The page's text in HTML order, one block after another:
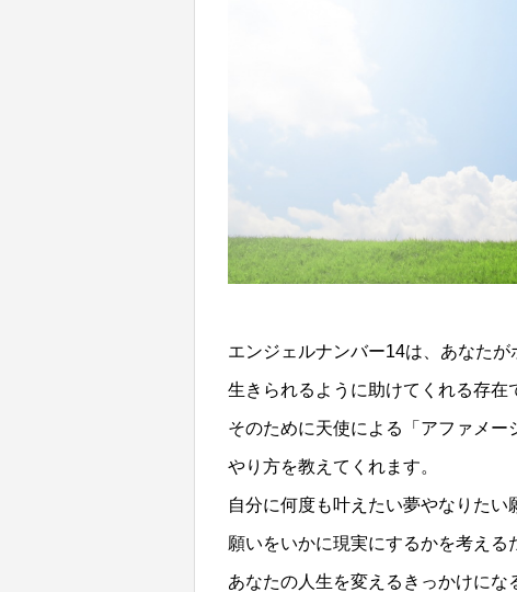
エンジェルナンバー14は、あなたが
生きられるように助けてくれる存在
そのために天使による「アファメ
やり方を教えてくれます。
自分に何度も叶えたい夢やなりたい
願いをいかに現実にするかを考える
あなたの人生を変えるきっかけにな